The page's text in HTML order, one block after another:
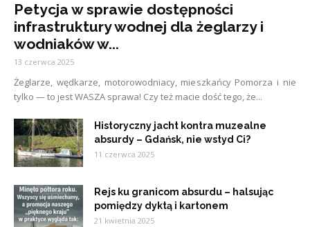
Petycja w sprawie dostępności
infrastruktury wodnej dla żeglarzy i
wodniaków w...
13 czerwca 2025
Żeglarze, wędkarze, motorowodniacy, mieszkańcy Pomorza i nie
tylko — to jest WASZA sprawa! Czy też macie dość tego, że...
Historyczny jacht kontra muzealne
absurdy – Gdańsk, nie wstyd Ci?
11 czerwca 2025
Rejs ku granicom absurdu – halsując
pomiędzy dyktą i kartonem
21 kwietnia 2025